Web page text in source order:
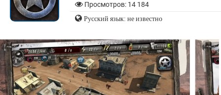
Просмотров: 14 184
Русский язык: не известно